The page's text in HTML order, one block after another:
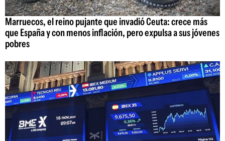
Marruecos, el reino pujante que invadió Ceuta: crece más
que España y con menos inflación, pero expulsa a sus jóvenes
pobres